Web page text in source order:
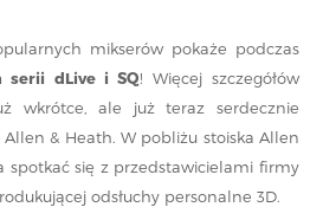
mikserów pokaże podczas
serii dLive i SQ! Więcej szczegółów
wkrótce, ale już teraz serdecznie
& Heath. W pobliżu stoiska Allen
spotkać się z przedstawicielami firmy
odsłuchy personalne 3D.